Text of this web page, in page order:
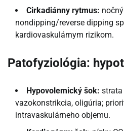
Cirkadiánny rytmus:
nondipping/reverse dipping
kardiovaskulárnym rizikom.
Patofyziológia:
Hypovolemický šok:
vazokonstrikcia, oligúria;
intravaskulárneho objemu.